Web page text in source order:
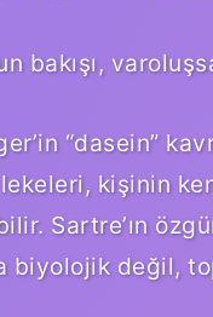
bakışı,
“dasein”
kişinin
Sartre’ın
biyolojik değil,